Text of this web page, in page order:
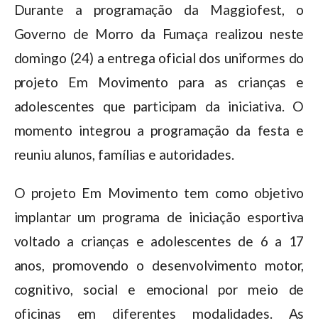
Durante a programação da Maggiofest, o
Governo de Morro da Fumaça realizou neste
domingo (24) a entrega oficial dos uniformes do
projeto Em Movimento para as crianças e
adolescentes que participam da iniciativa. O
momento integrou a programação da festa e
reuniu alunos, famílias e autoridades.
O projeto Em Movimento tem como objetivo
implantar um programa de iniciação esportiva
voltado a crianças e adolescentes de 6 a 17
anos, promovendo o desenvolvimento motor,
cognitivo, social e emocional por meio de
oficinas em diferentes modalidades. As